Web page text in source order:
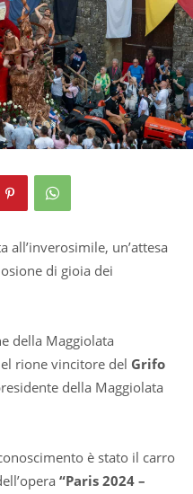
all’inverosimile, un’attesa
di gioia dei
della Maggiolata
rione vincitore del Grifo
della Maggiolata
è stato il carro
“Paris 2024 –